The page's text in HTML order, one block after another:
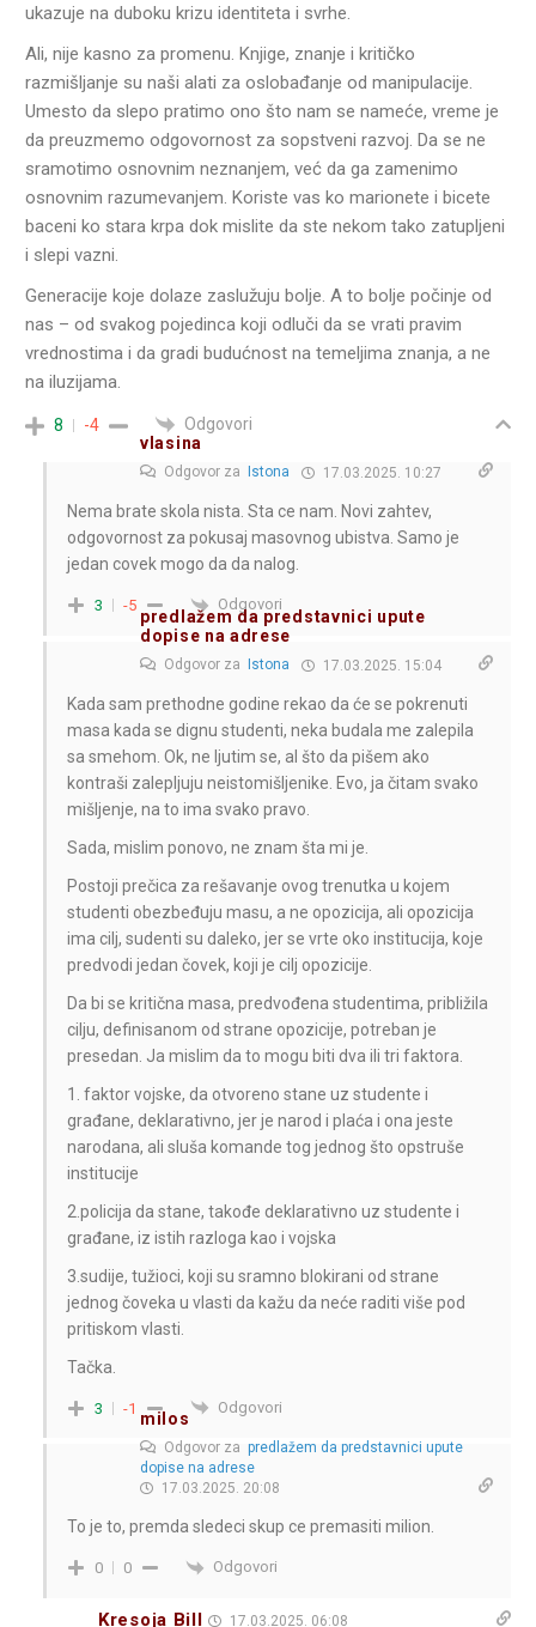
ukazuje na duboku krizu identiteta i svrhe.
Ali, nije kasno za promenu. Knjige, znanje i kritičko
razmišljanje su naši alati za oslobađanje od manipulacije.
Umesto da slepo pratimo ono što nam se nameće, vreme je
da preuzmemo odgovornost za sopstveni razvoj. Da se ne
sramotimo osnovnim neznanjem, već da ga zamenimo
osnovnim razumevanjem. Koriste vas ko marionete i bicete
baceni ko stara krpa dok mislite da ste nekom tako zatupljeni
i slepi vazni.
Generacije koje dolaze zaslužuju bolje. A to bolje počinje od
nas – od svakog pojedinca koji odluči da se vrati pravim
vrednostima i da gradi budućnost na temeljima znanja, a ne
na iluzijama.
8 -4
Odgovori
vlasina
Odgovor za Istona 17.03.2025. 10:27
Nema brate skola nista. Sta ce nam. Novi zahtev,
odgovornost za pokusaj masovnog ubistva. Samo je
jedan covek mogo da da nalog.
3 -5 Odgovori
predlažem da predstavnici upute
dopise na adrese
Odgovor za Istona 17.03.2025. 15:04
Kada sam prethodne godine rekao da će se pokrenuti
masa kada se dignu studenti, neka budala me zalepila
sa smehom. Ok, ne ljutim se, al što da pišem ako
kontraši zalepljuju neistomišljenike. Evo, ja čitam svako
mišljenje, na to ima svako pravo.
Sada, mislim ponovo, ne znam šta mi je.
Postoji prečica za rešavanje ovog trenutka u kojem
studenti obezbeđuju masu, a ne opozicija, ali opozicija
ima cilj, sudenti su daleko, jer se vrte oko institucija, koje
predvodi jedan čovek, koji je cilj opozicije.
Da bi se kritična masa, predvođena studentima, približila
cilju, definisanom od strane opozicije, potreban je
presedan. Ja mislim da to mogu biti dva ili tri faktora.
1. faktor vojske, da otvoreno stane uz studente i
građane, deklarativno, jer je narod i plaća i ona jeste
narodana, ali sluša komande tog jednog što opstruše
institucije
2.policija da stane, takođe deklarativno uz studente i
građane, iz istih razloga kao i vojska
3.sudije, tužioci, koji su sramno blokirani od strane
jednog čoveka u vlasti da kažu da neće raditi više pod
pritiskom vlasti.
Tačka.
3 -1 Odgovori
milos
Odgovor za predlažem da predstavnici upute
dopise na adrese
17.03.2025. 20:08
To je to, premda sledeci skup ce premasiti milion.
0 0 Odgovori
Kresoja Bill 17.03.2025. 06:08